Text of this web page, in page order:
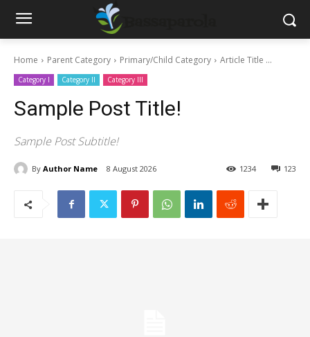
Home Parent Category Primary/Child Category Article Title ...
Category I Category II Category III
Sample Post Title!
Sample Post Subtitle!
By Author Name 8 August 2026 123
1234